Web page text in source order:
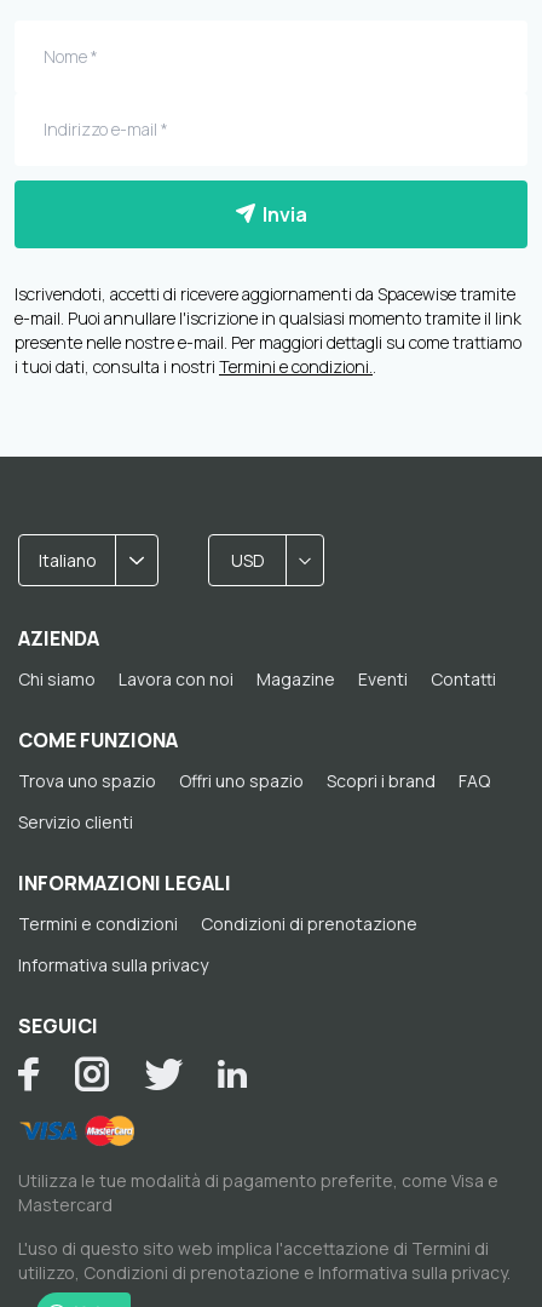
Invia
Iscrivendoti, accetti di ricevere aggiornamenti da Spacewise tramite
e-mail. Puoi annullare l'iscrizione in qualsiasi momento tramite il link
presente nelle nostre e-mail. Per maggiori dettagli su come trattiamo
i tuoi dati, consulta i nostri Termini e condizioni..
Italiano USD
AZIENDA
Chi siamo Lavora con noi Magazine Eventi Contatti
COME FUNZIONA
Trova uno spazio Offri uno spazio Scopri i brand
FAQ
Servizio clienti
INFORMAZIONI LEGALI
Termini e condizioni
Condizioni di prenotazione
Informativa sulla privacy
SEGUICI
Utilizza le tue modalità di pagamento preferite, come Visa e
Mastercard
L'uso di questo sito web implica l'accettazione di Termini di
utilizzo, Condizioni di prenotazione e Informativa sulla privacy.